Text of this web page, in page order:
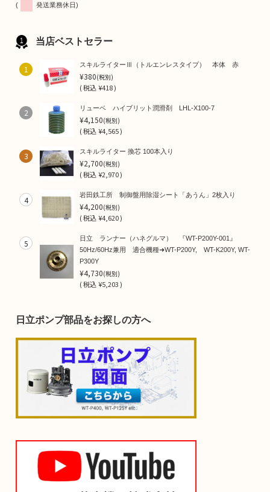
( 発送業務休日)
当店ベストセラー
1 スキルライターⅢ（トルエンレスタイプ） 本体 赤
¥380(税別)
(税込¥418 )
2 リューベ ハイブリット潤滑剤 LHL-X100-7
¥4,150(税別)
(税込¥4,565 )
3 スキルライター 換芯 100本入り
¥2,700(税別)
(税込¥2,970 )
4 岩田鉄工所 制御盤用除湿シート「あうん」2枚入り
¥4,200(税別)
(税込¥4,620 )
5
日立 ランナー（ハネグルマ） 『WT-P200Y-001』
50Hz/60Hz兼用 適合機種➜WT-P200Y, WT-K200Y, WT-
P300Y
¥4,730(税別)
(税込¥5,203 )
日立ポンプ部品をお探しの方へ